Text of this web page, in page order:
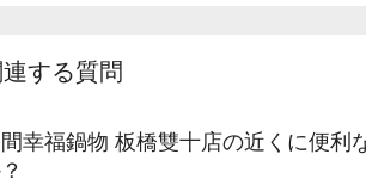
する質問
幸福鍋物 板橋雙十店の近くに便利